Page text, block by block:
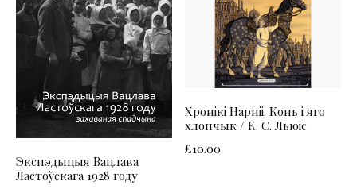
Экспэдыцыя Вацлава
Ластоўскага 1928 году
Хронікі Нарніі. Конь і яго
хлопчык / К. С. Льюіс
£10.00